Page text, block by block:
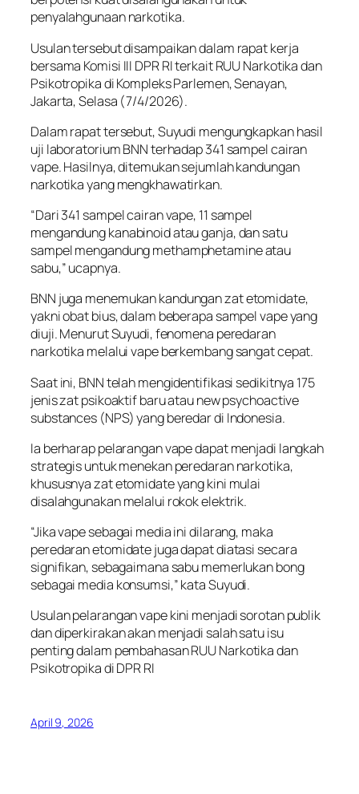
penyalahgunaan narkotika.
Usulan tersebut disampaikan dalam rapat kerja
bersama Komisi III DPR RI terkait RUU Narkotika dan
Psikotropika di Kompleks Parlemen, Senayan,
Jakarta, Selasa (7/4/2026).
Dalam rapat tersebut, Suyudi mengungkapkan hasil
uji laboratorium BNN terhadap 341 sampel cairan
vape. Hasilnya, ditemukan sejumlah kandungan
narkotika yang mengkhawatirkan.
“Dari 341 sampel cairan vape, 11 sampel
mengandung kanabinoid atau ganja, dan satu
sampel mengandung methamphetamine atau
sabu,” ucapnya.
BNN juga menemukan kandungan zat etomidate,
yakni obat bius, dalam beberapa sampel vape yang
diuji. Menurut Suyudi, fenomena peredaran
narkotika melalui vape berkembang sangat cepat.
Saat ini, BNN telah mengidentifikasi sedikitnya 175
jenis zat psikoaktif baru atau new psychoactive
substances (NPS) yang beredar di Indonesia.
Ia berharap pelarangan vape dapat menjadi langkah
strategis untuk menekan peredaran narkotika,
khususnya zat etomidate yang kini mulai
disalahgunakan melalui rokok elektrik.
“Jika vape sebagai media ini dilarang, maka
peredaran etomidate juga dapat diatasi secara
signifikan, sebagaimana sabu memerlukan bong
sebagai media konsumsi,” kata Suyudi.
Usulan pelarangan vape kini menjadi sorotan publik
dan diperkirakan akan menjadi salah satu isu
penting dalam pembahasan RUU Narkotika dan
Psikotropika di DPR RI
April 9, 2026